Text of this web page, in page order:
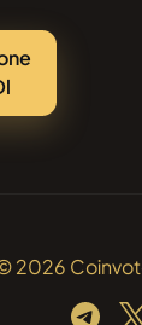
2026